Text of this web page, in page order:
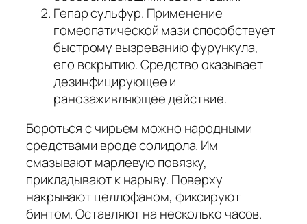
Гепар сульфур. Применение
гомеопатической мази способствует
быстрому вызреванию фурункула,
его вскрытию. Средство оказывает
дезинфицирующее и
ранозаживляющее действие.
Бороться с чирьем можно народными
средствами вроде солидола. Им
смазывают марлевую повязку,
прикладывают к нарыву. Поверху
накрывают целлофаном, фиксируют
бинтом. Оставляют на несколько часов.